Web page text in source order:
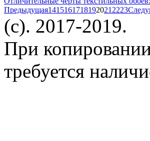
Предыдущая1415161718192021 2223
(c). 2017-2019.
При
требуется